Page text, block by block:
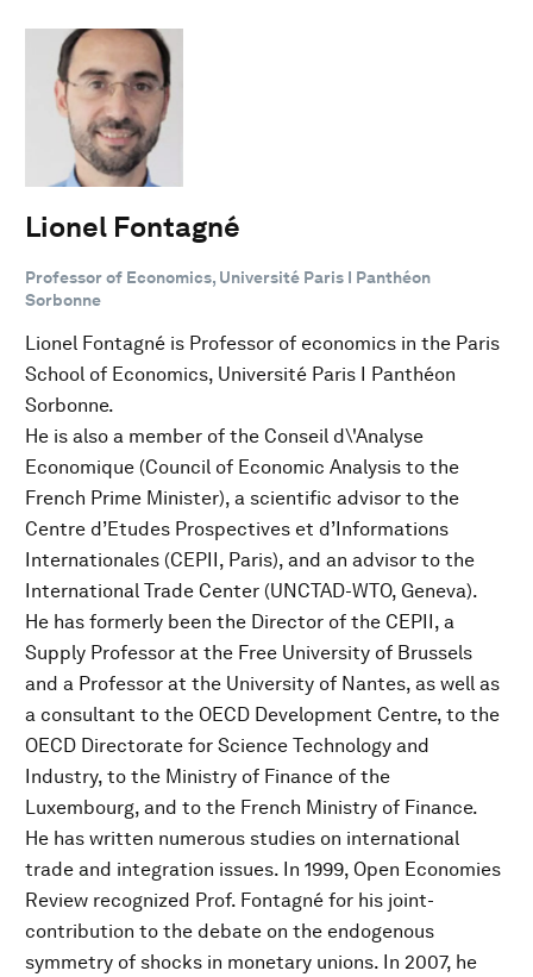
Lionel Fontagné
Professor of Economics, Université Paris I Panthéon
Sorbonne
Lionel Fontagné is Professor of economics in the Paris
School of Economics, Université Paris I Panthéon
Sorbonne.
He is also a member of the Conseil d\'Analyse
Economique (Council of Economic Analysis to the
French Prime Minister), a scientific advisor to the
Centre d’Etudes Prospectives et d’Informations
Internationales (CEPII, Paris), and an advisor to the
International Trade Center (UNCTAD-WTO, Geneva).
He has formerly been the Director of the CEPII, a
Supply Professor at the Free University of Brussels
and a Professor at the University of Nantes, as well as
a consultant to the OECD Development Centre, to the
OECD Directorate for Science Technology and
Industry, to the Ministry of Finance of the
Luxembourg, and to the French Ministry of Finance.
He has written numerous studies on international
trade and integration issues. In 1999, Open Economies
Review recognized Prof. Fontagné for his joint-
contribution to the debate on the endogenous
symmetry of shocks in monetary unions. In 2007, he